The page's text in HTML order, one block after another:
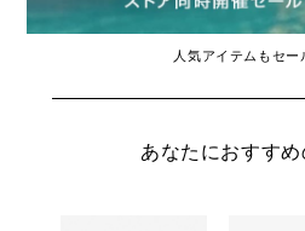
人気アイテムもセー
あなたにおすす